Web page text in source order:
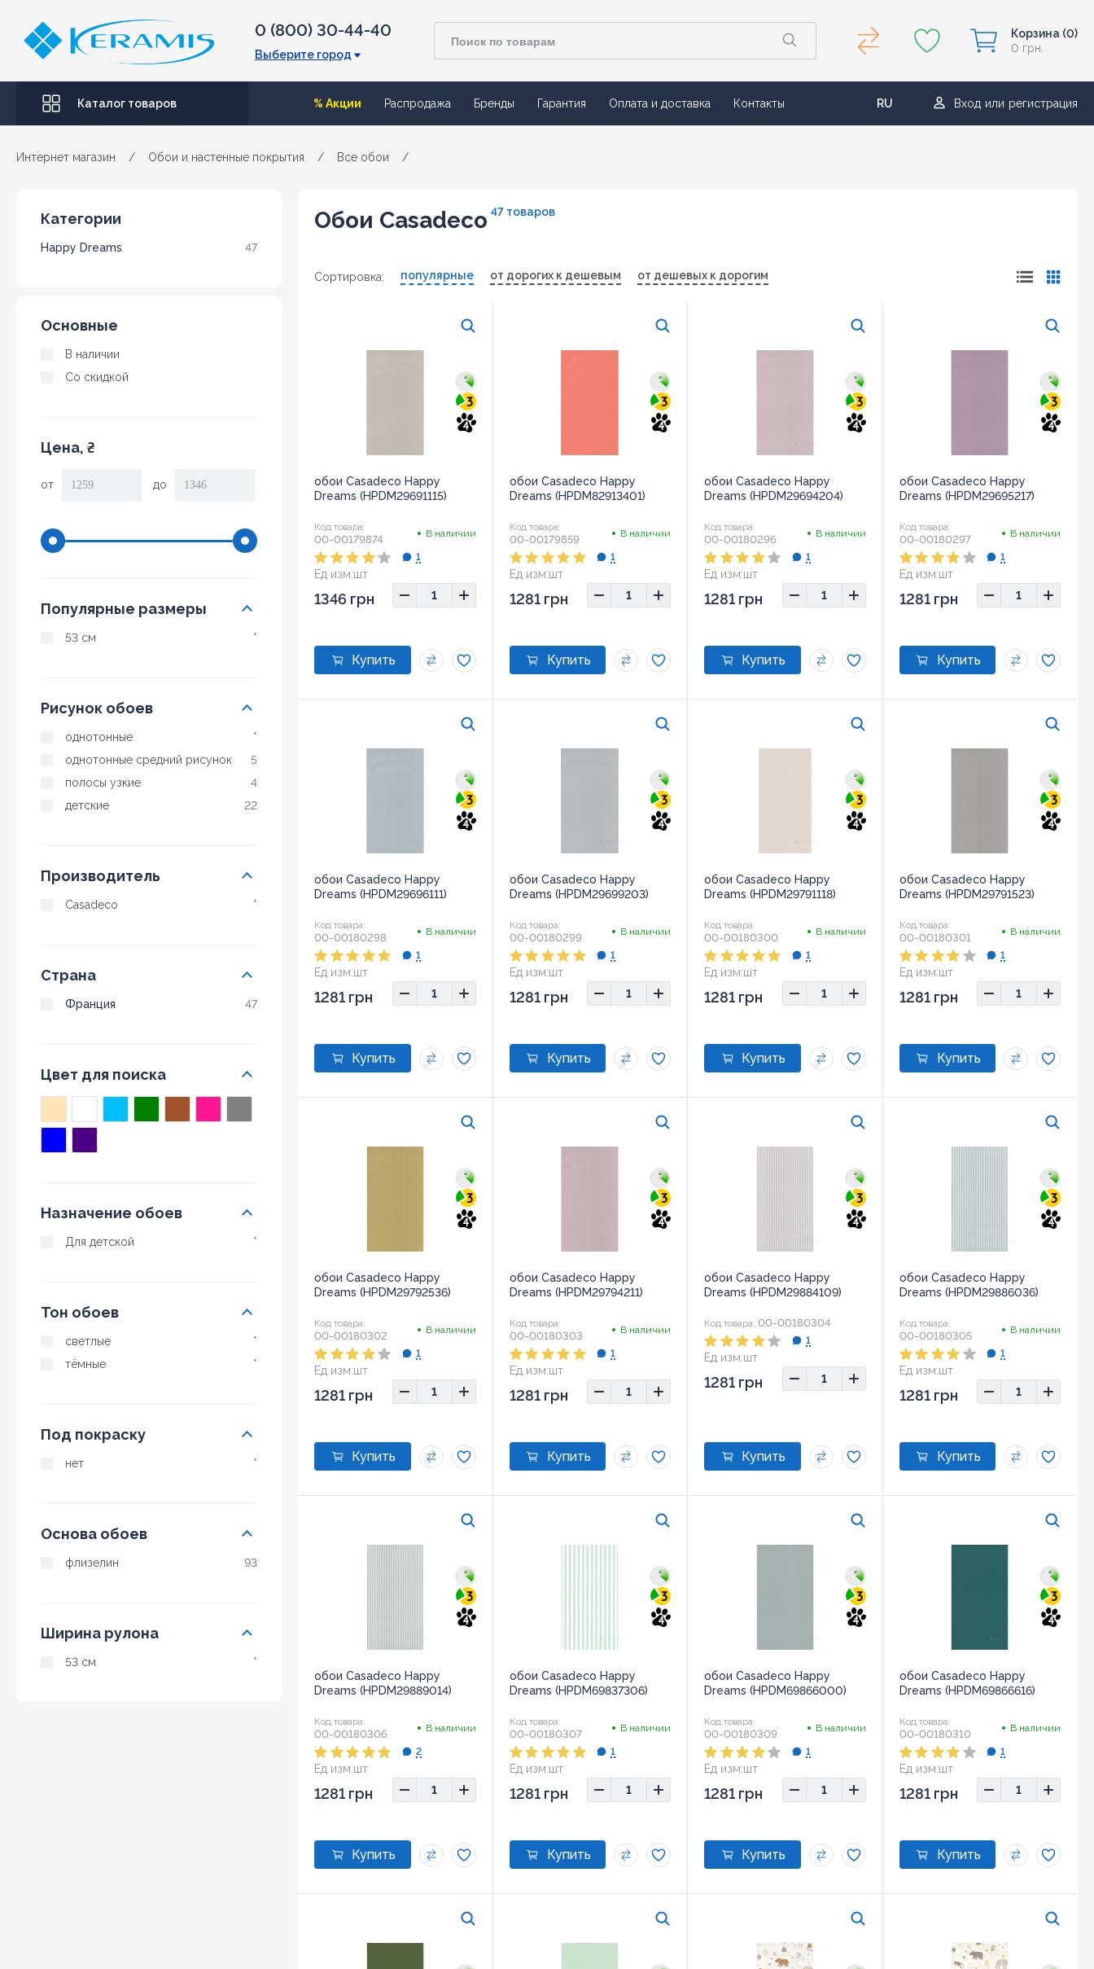
0 (800) 30-44-40
Выберите город
Корзина (0)
0 грн.
Каталог товаров % Акции Распродажа Бренды Гарантия Оплата и доставка
Контакты
UA
RU Вход или регистрация
Интернет магазин / Обои и настенные покрытия / Все обои /
Категории
Happy Dreams 47
Основные
В наличии
Со скидкой
Цена, ₴
от до
Популярные размеры
53 см *
Рисунок обоев
однотонные
*
однотонные средний рисунок
5
полосы узкие
4
детские
22
Производитель
Casadeco *
Страна
Франция 47
Цвет для поиска
Назначение обоев
Для детской *
Тон обоев
светлые
*
тёмные
*
Под покраску
нет *
Основа обоев
флизелин 93
Ширина рулона
53 см *
Обои Casadeco 47 товаров
Сортировка: популярные от дорогих к дешевым от дешевых к дорогим
3
4
обои Casadeco Happy
Dreams (HPDM29691115)
Код товара:
00-00179874 В наличии
Ед изм:шт
1
1346 грн
3
4
обои Casadeco Happy
Dreams (HPDM82913401)
Код товара:
00-00179859 В наличии
Ед изм:шт
1
1281 грн
3
4
обои Casadeco Happy
Dreams (HPDM29694204)
Код товара:
00-00180296 В наличии
Ед изм:шт
1
1281 грн
3
4
обои Casadeco Happy
Dreams (HPDM29695217)
Код товара:
00-00180297 В наличии
Ед изм:шт
1
1281 грн
3
4
обои Casadeco Happy
Dreams (HPDM29696111)
Код товара:
00-00180298 В наличии
Ед изм:шт
1
1281 грн
3
4
обои Casadeco Happy
Dreams (HPDM29699203)
Код товара:
00-00180299 В наличии
Ед изм:шт
1
1281 грн
3
4
обои Casadeco Happy
Dreams (HPDM29791118)
Код товара:
00-00180300 В наличии
Ед изм:шт
1
1281 грн
3
4
обои Casadeco Happy
Dreams (HPDM29791523)
Код товара:
00-00180301 В наличии
Ед изм:шт
1
1281 грн
3
4
обои Casadeco Happy
Dreams (HPDM29792536)
Код товара:
00-00180302 В наличии
Ед изм:шт
1
1281 грн
3
4
обои Casadeco Happy
Dreams (HPDM29794211)
Код товара:
00-00180303 В наличии
Ед изм:шт
1
1281 грн
3
4
обои Casadeco Happy
Dreams (HPDM29884109)
Код товара: 00-00180304
Ед изм:шт
1
1281 грн
3
4
обои Casadeco Happy
Dreams (HPDM29886036)
Код товара:
00-00180305 В наличии
Ед изм:шт
1
1281 грн
3
4
обои Casadeco Happy
Dreams (HPDM29889014)
Код товара:
00-00180306 В наличии
Ед изм:шт
2
1281 грн
3
4
обои Casadeco Happy
Dreams (HPDM69837306)
Код товара:
00-00180307 В наличии
Ед изм:шт
1
1281 грн
3
4
обои Casadeco Happy
Dreams (HPDM69866000)
Код товара:
00-00180309 В наличии
Ед изм:шт
1
1281 грн
3
4
обои Casadeco Happy
Dreams (HPDM69866616)
Код товара:
00-00180310 В наличии
Ед изм:шт
1
1281 грн